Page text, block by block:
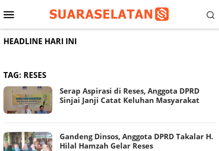
ke
Menu
Mobile
HEADLINE HARI INI
TAG: RESES
Serap Aspirasi di Reses, Anggota DPRD
Sinjai Janji Catat Keluhan Masyarakat
Gandeng Dinsos, Anggota DPRD Takalar H.
Hilal Hamzah Gelar Reses